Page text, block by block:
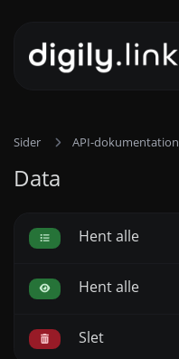
Sider API-dokumentation
Data
Hent alle
Hent alle
Slet